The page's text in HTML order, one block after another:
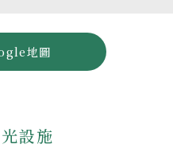
地圖
設施